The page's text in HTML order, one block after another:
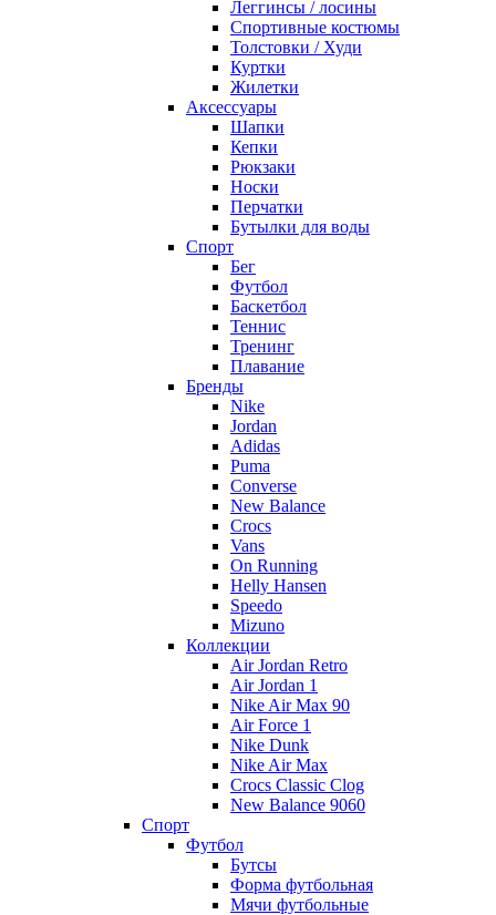
Леггинсы / лосины
Спортивные костюмы
Толстовки / Худи
Куртки
Жилетки
Аксессуары
Шапки
Кепки
Рюкзаки
Носки
Перчатки
Бутылки для воды
Спорт
Бег
Футбол
Баскетбол
Теннис
Тренинг
Плавание
Бренды
Nike
Jordan
Adidas
Puma
Converse
New Balance
Crocs
Vans
On Running
Helly Hansen
Speedo
Mizuno
Коллекции
Air Jordan Retro
Air Jordan 1
Nike Air Max 90
Air Force 1
Nike Dunk
Nike Air Max
Crocs Classic Clog
New Balance 9060
Спорт
Футбол
Бутсы
Форма футбольная
Мячи футбольные